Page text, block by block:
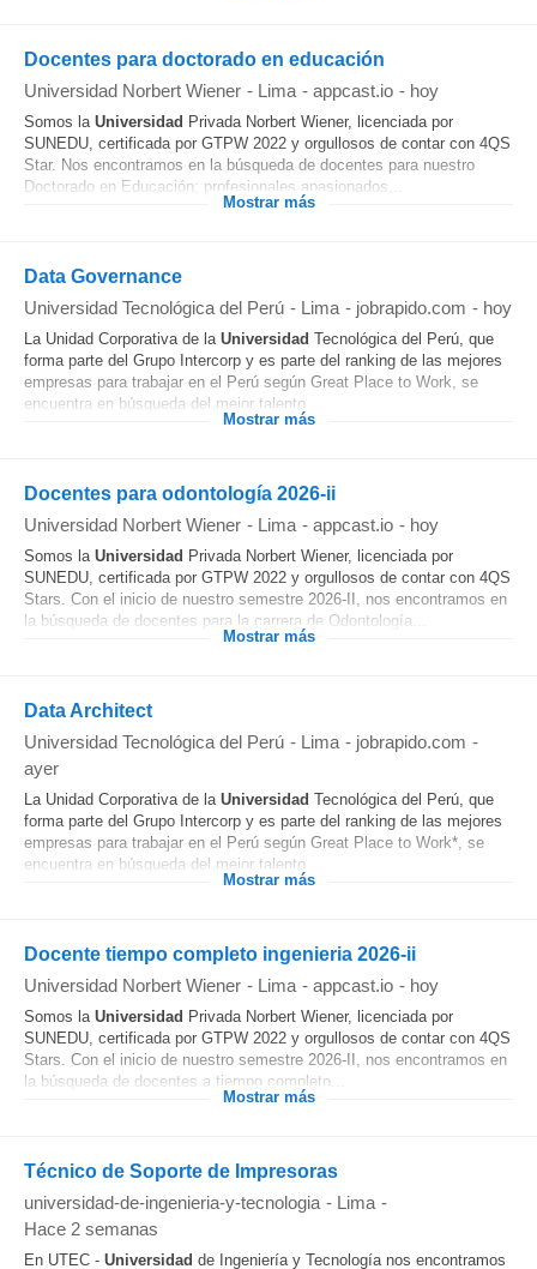
Docentes para doctorado en educación
Universidad Norbert Wiener - Lima - appcast.io - hoy
Somos la Universidad Privada Norbert Wiener, licenciada por
SUNEDU, certificada por GTPW 2022 y orgullosos de contar con 4QS
Star. Nos encontramos en la búsqueda de docentes para nuestro
Doctorado en Educación; profesionales apasionados...
Mostrar más
Data Governance
Universidad Tecnológica del Perú - Lima - jobrapido.com - hoy
La Unidad Corporativa de la Universidad Tecnológica del Perú, que
forma parte del Grupo Intercorp y es parte del ranking de las mejores
empresas para trabajar en el Perú según Great Place to Work, se
encuentra en búsqueda del mejor talento...
Mostrar más
Docentes para odontología 2026-ii
Universidad Norbert Wiener - Lima - appcast.io - hoy
Somos la Universidad Privada Norbert Wiener, licenciada por
SUNEDU, certificada por GTPW 2022 y orgullosos de contar con 4QS
Stars. Con el inicio de nuestro semestre 2026-II, nos encontramos en
la búsqueda de docentes para la carrera de Odontología...
Mostrar más
Data Architect
Universidad Tecnológica del Perú - Lima - jobrapido.com -
ayer
La Unidad Corporativa de la Universidad Tecnológica del Perú, que
forma parte del Grupo Intercorp y es parte del ranking de las mejores
empresas para trabajar en el Perú según Great Place to Work*, se
encuentra en búsqueda del mejor talento...
Mostrar más
Docente tiempo completo ingenieria 2026-ii
Universidad Norbert Wiener - Lima - appcast.io - hoy
Somos la Universidad Privada Norbert Wiener, licenciada por
SUNEDU, certificada por GTPW 2022 y orgullosos de contar con 4QS
Stars. Con el inicio de nuestro semestre 2026-II, nos encontramos en
la búsqueda de docentes a tiempo completo...
Mostrar más
Técnico de Soporte de Impresoras
universidad-de-ingenieria-y-tecnologia - Lima -
Hace 2 semanas
En UTEC - Universidad de Ingeniería y Tecnología nos encontramos